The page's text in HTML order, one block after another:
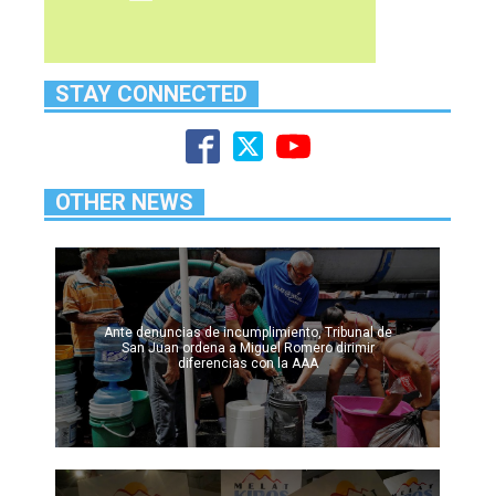
STAY CONNECTED
OTHER NEWS
Ante denuncias de incumplimiento, Tribunal de
San Juan ordena a Miguel Romero dirimir
diferencias con la AAA